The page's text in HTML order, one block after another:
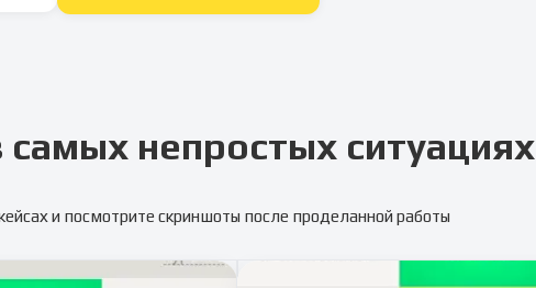
непростых ситуациях
и посмотрите скриншоты после проделанной работы